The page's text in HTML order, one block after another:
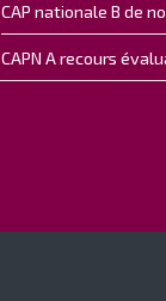
CAP nationale B de
CAPN A recours